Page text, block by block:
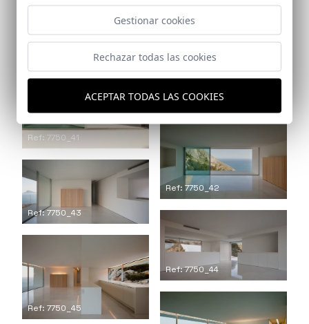
Ref: 7750_39
Ref: 7750_40
Ref: 7750_41
Ref: 7750_42
Ref: 7750_43
Ref: 7750_44
Ref: 7750_45
Gestionar cookies
Rechazar todas las cookies
ACEPTAR TODAS LAS COOKIES